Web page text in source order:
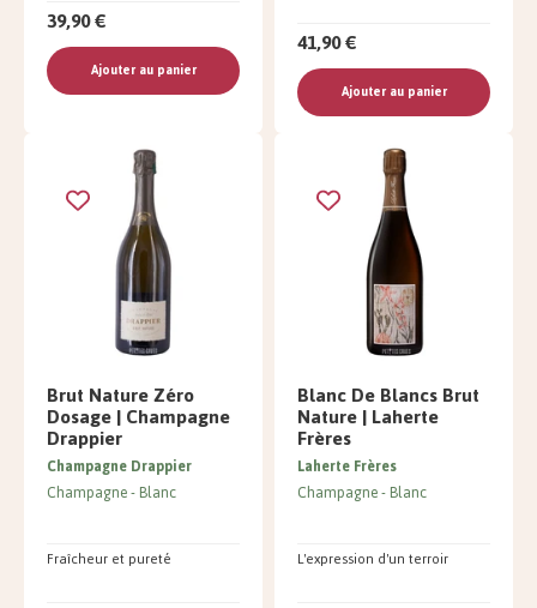
39,90 €
Ajouter au panier
41,90 €
Ajouter au panier
Brut Nature Zéro
Dosage | Champagne
Drappier
Fraîcheur et pureté
Champagne Drappier
Champagne Blanc
Blanc De Blancs Brut
Nature | Laherte
Frères
L'expression d'un terroir
Laherte Frères
Champagne Blanc